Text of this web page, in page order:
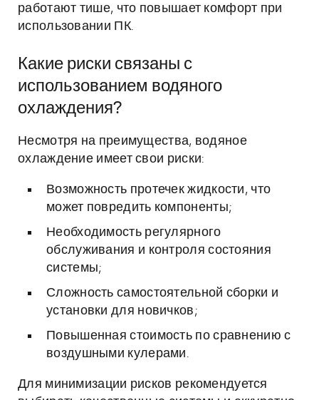
работают тише, что повышает комфорт при
использовании ПК.
Какие риски связаны с
использованием водяного
охлаждения?
Несмотря на преимущества, водяное
охлаждение имеет свои риски:
Возможность протечек жидкости, что
может повредить компоненты;
Необходимость регулярного
обслуживания и контроля состояния
системы;
Сложность самостоятельной сборки и
установки для новичков;
Повышенная стоимость по сравнению с
воздушными кулерами.
Для минимизации рисков рекомендуется